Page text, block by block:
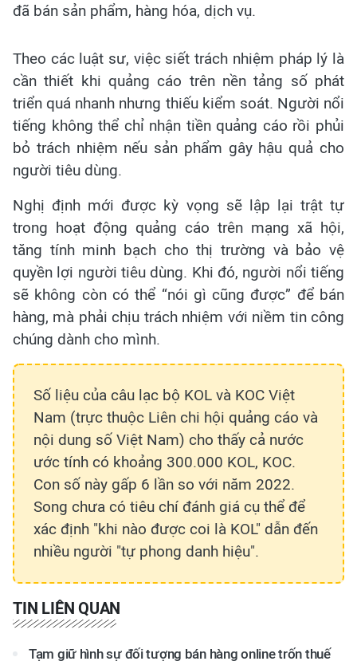
đã bán sản phẩm, hàng hóa, dịch vụ.
Theo các luật sư, việc siết trách nhiệm pháp lý là
cần thiết khi quảng cáo trên nền tảng số phát
triển quá nhanh nhưng thiếu kiểm soát. Người nổi
tiếng không thể chỉ nhận tiền quảng cáo rồi phủi
bỏ trách nhiệm nếu sản phẩm gây hậu quả cho
người tiêu dùng.
Nghị định mới được kỳ vọng sẽ lập lại trật tự
trong hoạt động quảng cáo trên mạng xã hội,
tăng tính minh bạch cho thị trường và bảo vệ
quyền lợi người tiêu dùng. Khi đó, người nổi tiếng
sẽ không còn có thể “nói gì cũng được” để bán
hàng, mà phải chịu trách nhiệm với niềm tin công
chúng dành cho mình.
Số liệu của câu lạc bộ KOL và KOC Việt
Nam (trực thuộc Liên chi hội quảng cáo và
nội dung số Việt Nam) cho thấy cả nước
ước tính có khoảng 300.000 KOL, KOC.
Con số này gấp 6 lần so với năm 2022.
Song chưa có tiêu chí đánh giá cụ thể để
xác định "khi nào được coi là KOL" dẫn đến
nhiều người "tự phong danh hiệu".
TIN LIÊN QUAN
Tạm giữ hình sự đối tượng bán hàng online trốn thuế